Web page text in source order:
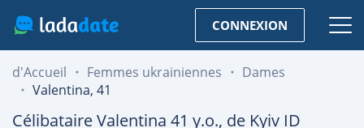
CONNEXION
d'Accueil Femmes ukrainiennes
Dames
Valentina, 41
CélibataireValentina 41 y.o., de Kyiv ID